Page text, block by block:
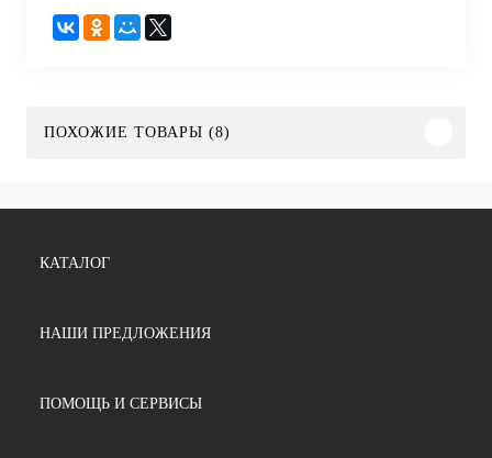
ПОХОЖИЕ ТОВАРЫ (8)
КАТАЛОГ
НАШИ ПРЕДЛОЖЕНИЯ
ПОМОЩЬ И СЕРВИСЫ